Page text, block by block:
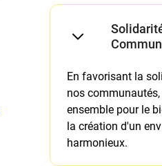
En favorisant la
nos
ensemble pour le
la création d'un
harmonieux.